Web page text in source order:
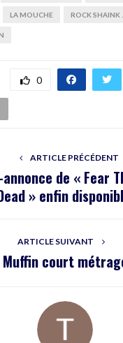
LA MOUCHE ROCK SHAINK
0
ARTICLE PRÉCÉDENT
de « Fear
» enfin
ARTICLE SUIVANT
Muffin court